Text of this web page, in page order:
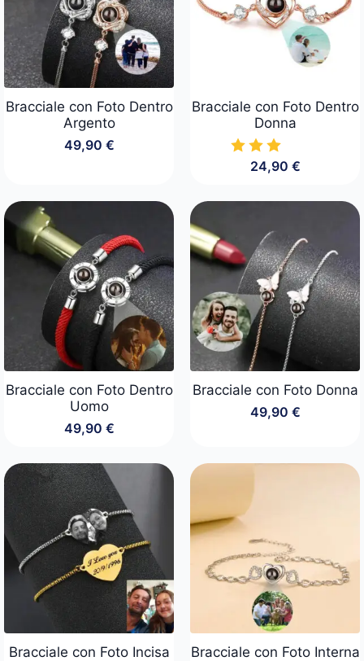
Bracciale con Foto Dentro
Argento
49,90 €
Bracciale con Foto Dentro
Donna
24,90 €
Bracciale con Foto Dentro
Uomo
49,90 €
Bracciale con Foto Donna
49,90 €
Bracciale con Foto Incisa
Bracciale con Foto Interna